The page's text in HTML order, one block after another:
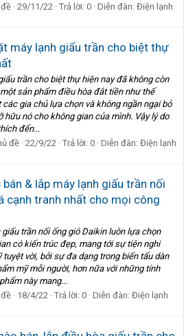
29/11/22 Trả lời: 0 Diễn đàn: Điện lạnh
máy lạnh giấu trần cho biệt thự
trần cho biệt thự hiện nay đã không còn
sản phẩm điều hòa đắt tiền như thế
gia chủ lựa chọn và không ngần ngại bỏ
hữu nó cho không gian của mình. Vậy lý do
đến...
đề 22/9/22 Trả lời: 0 Diễn đàn: Điện lạnh
bán & lắp máy lạnh giấu trần nối
cạnh tranh nhất cho mọi công
trần nối ống gió Daikin luôn lựa chọn
có kiến trúc đẹp, mang tới sự tiện nghi
vời, bởi sự đa dạng trong biến tấu dàn
mỹ mỗi người, hơn nữa với những tính
này mang...
18/4/22 Trả lời: 0 Diễn đàn: Điện lạnh